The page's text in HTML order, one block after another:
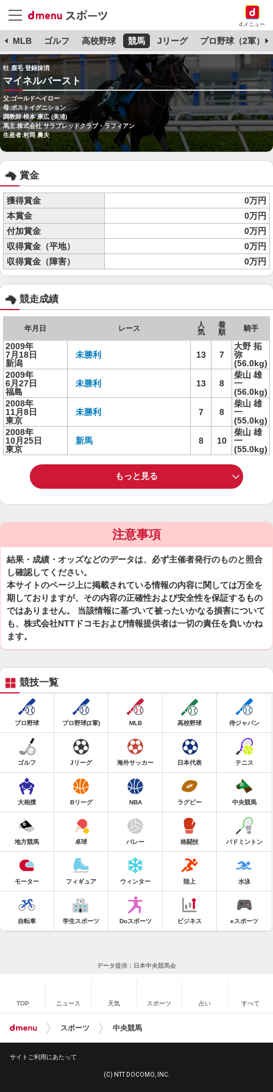
dメニュー
MLB ゴルフ 高校野球 競馬 Jリーグ プロ野球（2軍）
牡 鹿毛 登録抹消
マイネルバースト
父:ゴールドヘイロー
母:ポストイグニション
調教師:根本 康広 (美浦)
馬主:株式会社 サラブレッドクラブ・ラフィアン
生産者:村岡 農夫
賞金
獲得賞金
0万円
本賞金
0万円
付加賞金
0万円
収得賞金（平地）
0万円
収得賞金（障害）
0万円
競走成績
年月日 レース
人
気
着
順
騎手
2009年
7月18日
新潟
未勝利 13 7
大野 拓
弥
(56.0kg)
2009年
6月27日
福島
未勝利 13 8
柴山 雄
一
(56.0kg)
2008年
11月8日
東京
未勝利 7 8
柴山 雄
一
(55.0kg)
2008年
10月25日
東京
新馬 8 10
柴山 雄
一
(55.0kg)
もっと見る
注意事項
結果・成績・オッズなどのデータは、必ず主催者発行のものと照合
し確認してください。
本サイトのページ上に掲載されている情報の内容に関しては万全を
期しておりますが、その内容の正確性および安全性を保証するもの
ではありません。 当該情報に基づいて被ったいかなる損害について
も、株式会社NTTドコモおよび情報提供者は一切の責任を負いかね
ます。
競技一覧
プロ野球 プロ野球(2軍) MLB 高校野球 侍ジャパン
ゴルフ Jリーグ 海外サッカー 日本代表 テニス
大相撲 Bリーグ NBA ラグビー 中央競馬
地方競馬 卓球 バレー 格闘技 バドミントン
モーター フィギュア ウィンター 陸上 水泳
自転車 学生スポーツ Doスポーツ ビジネス eスポーツ
データ提供：日本中央競馬会
TOP ニュース 天気 スポーツ 占い すべて
スポーツ 中央競馬
サイトご利用にあたって
(C) NTT DOCOMO, INC.